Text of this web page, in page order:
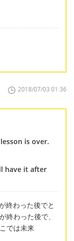
2018/07/03 01:36
is over.
have it after
終わった後でと
終わった後で、
では未来